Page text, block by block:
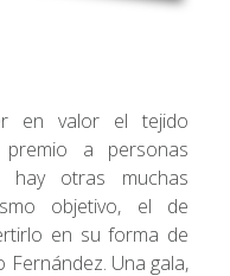
en valor el tejido
a personas
otras muchas
objetivo, el de
en su forma de
Fernández. Una gala,